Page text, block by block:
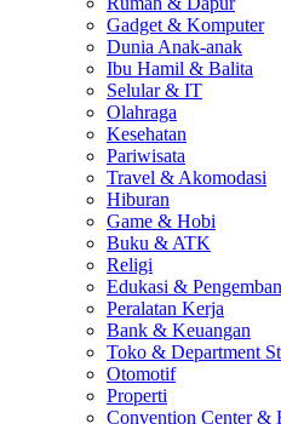
Gadget & Komputer
Dunia Anak-anak
Ibu Hamil & Balita
Selular & IT
Olahraga
Kesehatan
Pariwisata
Travel & Akomodasi
Hiburan
Game & Hobi
Buku & ATK
Religi
Edukasi &
Peralatan Kerja
Bank & Keuangan
Toko & Department
Otomotif
Properti
Convention Center &